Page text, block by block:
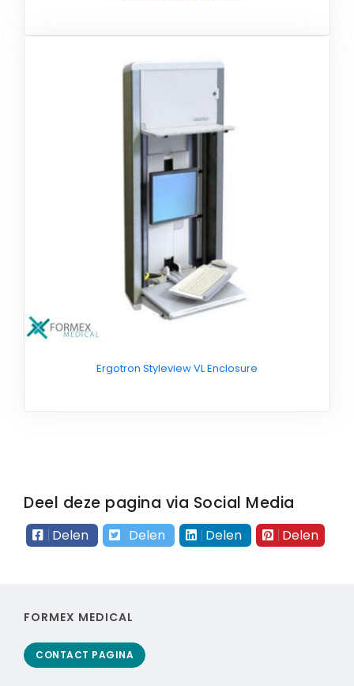
Ergotron Styleview VL Enclosure
Deel deze pagina via Social Media
Delen Delen Delen Delen
FORMEX MEDICAL
CONTACT PAGINA